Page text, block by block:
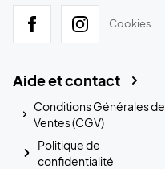
Cookies
Aide et contact
Conditions Générales de
Ventes (CGV)
Politique de
confidentialité